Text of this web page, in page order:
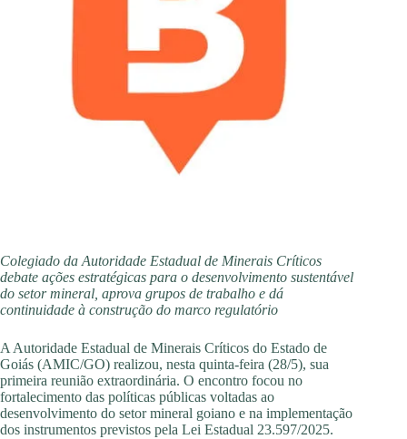
Colegiado da Autoridade Estadual de Minerais Críticos
debate ações estratégicas para o desenvolvimento sustentável
do setor mineral, aprova grupos de trabalho e dá
continuidade à construção do marco regulatório
A Autoridade Estadual de Minerais Críticos do Estado de
Goiás (AMIC/GO) realizou, nesta quinta-feira (28/5), sua
primeira reunião extraordinária. O encontro focou no
fortalecimento das políticas públicas voltadas ao
desenvolvimento do setor mineral goiano e na implementação
dos instrumentos previstos pela Lei Estadual 23.597/2025.